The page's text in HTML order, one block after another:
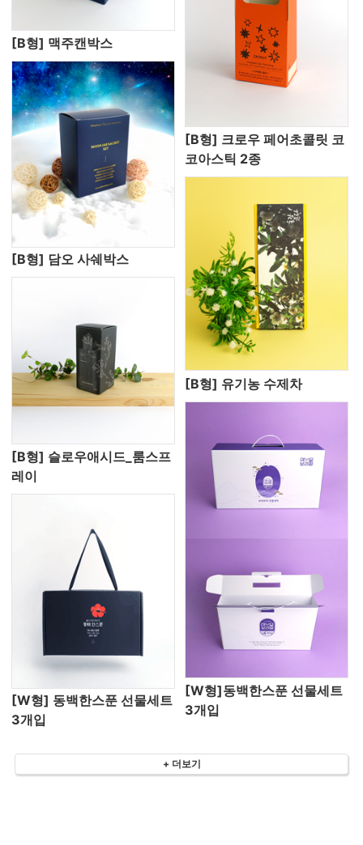
[B형] 맥주캔박스
[B형] 담오 사쉐박스
[B형] 크로우 페어초콜릿 코
코아스틱 2종
[B형] 슬로우애시드_룸스프
레이
[B형] 유기농 수제차
[W형] 동백한스푼 선물세트
3개입
[W형]동백한스푼 선물세트
3개입
+ 더보기